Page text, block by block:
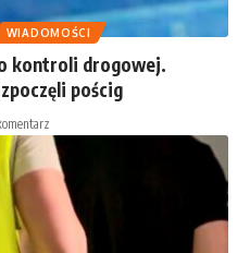
WIADOMOŚCI
kontroli drogowej.
pościg